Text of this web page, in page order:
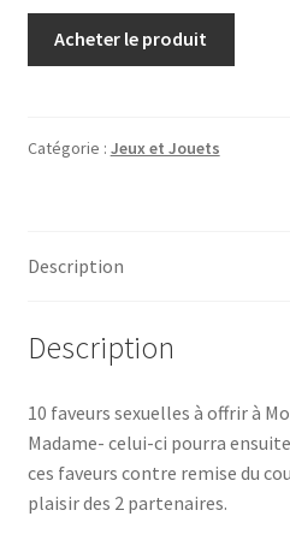
initial
était :
actuel
est :
Acheter le produit
Catégorie : Jeux et Jouets
Description
Description
10 faveurs sexuelles à offrir à
Madame- celui-ci pourra
ces faveurs contre remise du
plaisir des 2 partenaires.